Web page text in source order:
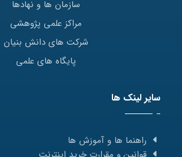
سازمان ها و نهادها
مراکز علمی پژوهشی
شرکت های دانش بنیان
پایگاه های علمی
سایر لینک ها
راهنما ها و آموزش ها